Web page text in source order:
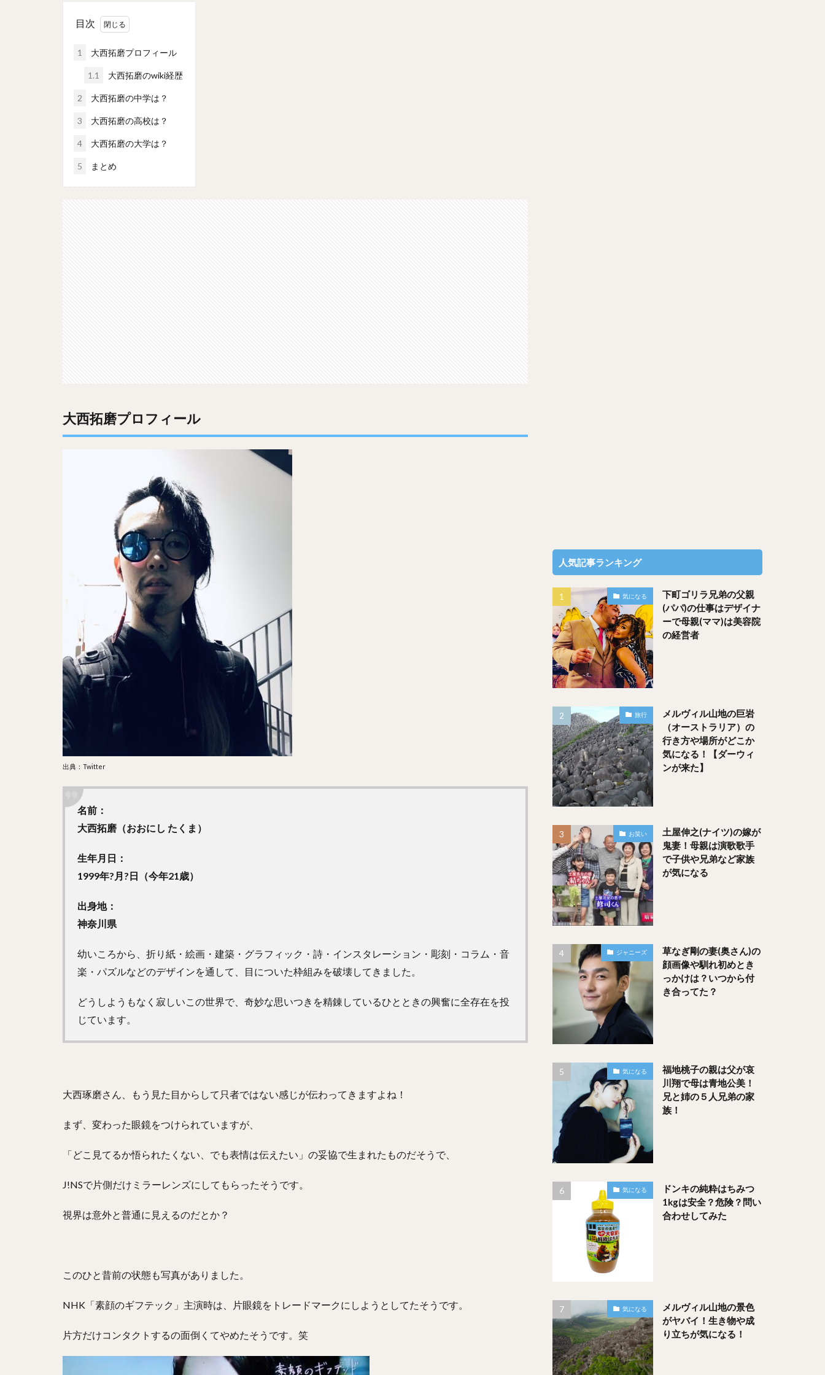
目次
1 大西拓磨プロフィール
1.1 大西拓磨のwiki経歴
2 大西拓磨の中学は？
3 大西拓磨の高校は？
4 大西拓磨の大学は？
5 まとめ
大西拓磨プロフィール
出典：Twitter
名前：
大西拓磨（おおにし たくま）
生年月日：
1999年?月?日（今年21歳）
出身地：
神奈川県
幼いころから、折り紙・絵画・建築・グラフィック・詩・インスタレーション・彫刻・コラム・音
楽・パズルなどのデザインを通して、目についた枠組みを破壊してきました。
どうしようもなく寂しいこの世界で、奇妙な思いつきを精錬しているひとときの興奮に全存在を投
じています。
大西琢磨さん、もう見た目からして只者ではない感じが伝わってきますよね！
まず、変わった眼鏡をつけられていますが、
「どこ見てるか悟られたくない、でも表情は伝えたい」の妥協で生まれたものだそうで、
J!NSで片側だけミラーレンズにしてもらったそうです。
視界は意外と普通に見えるのだとか？
このひと昔前の状態も写真がありました。
NHK「素顔のギフテック」主演時は、片眼鏡をトレードマークにしようとしてたそうです。
片方だけコンタクトするの面倒くてやめたそうです。笑
人気記事ランキング
気になる
下町ゴリラ兄弟の父親
(パパ)の仕事はデザイナ
ーで母親(ママ)は美容院
の経営者
旅行
メルヴィル山地の巨岩
（オーストラリア）の
行き方や場所がどこか
気になる！【ダーウィ
ンが来た】
お笑い
土屋伸之(ナイツ)の嫁が
鬼妻！母親は演歌歌手
で子供や兄弟など家族
が気になる
ジャニーズ
草なぎ剛の妻(奥さん)の
顔画像や馴れ初めとき
っかけは？いつから付
き合ってた？
気になる
福地桃子の親は父が哀
川翔で母は青地公美！
兄と姉の５人兄弟の家
族！
気になる
ドンキの純粋はちみつ
1kgは安全？危険？問い
合わせしてみた
気になる
メルヴィル山地の景色
がヤバイ！生き物や成
り立ちが気になる！